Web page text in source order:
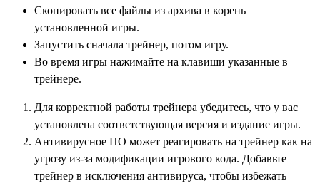
Скопировать все файлы из архива в корень
установленной игры.
Запустить сначала трейнер, потом игру.
Во время игры нажимайте на клавиши указанные в
трейнере.
Для корректной работы трейнера убедитесь, что у вас
установлена соответствующая версия и издание игры.
Антивирусное ПО может реагировать на трейнер как на
угрозу из-за модификации игрового кода. Добавьте
трейнер в исключения антивируса, чтобы избежать